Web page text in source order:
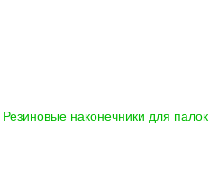
Резиновые наконечники для палок